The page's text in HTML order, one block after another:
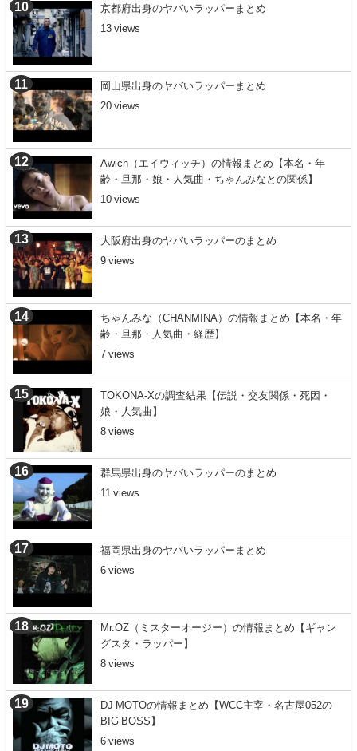
京都府出身のヤバいラッパーまとめ
13
岡山県出身のヤバいラッパーまとめ
20
Awich（エイウィッチ）の情報まとめ【本名・年
齢・旦那・娘・人気曲・ちゃんみなとの関係】
10
大阪府出身のヤバいラッパーのまとめ
9
ちゃんみな（CHANMINA）の情報まとめ【本名・年
齢・旦那・人気曲・経歴】
7
TOKONA-Xの調査結果【伝説・交友関係・死因・
娘・人気曲】
8
群馬県出身のヤバいラッパーのまとめ
11
福岡県出身のヤバいラッパーまとめ
6
Mr.OZ（ミスターオージー）の情報まとめ【ギャン
グスタ・ラッパー】
8
DJ MOTOの情報まとめ【WCC主宰・名古屋052の
BIG BOSS】
6